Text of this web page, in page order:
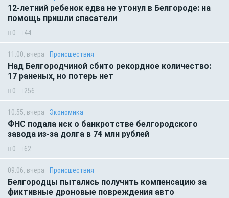
12-летний ребенок едва не утонул в Белгороде: на
помощь пришли спасатели
0 44
11:00, вчера Происшествия
Над Белгородчиной сбито рекордное количество:
17 раненых, но потерь нет
0 256
10:55, вчера Экономика
ФНС подала иск о банкротстве белгородского
завода из-за долга в 74 млн рублей
0 62
09:06, вчера Происшествия
Белгородцы пытались получить компенсацию за
фиктивные дроновые повреждения авто